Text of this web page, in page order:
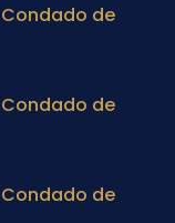
de
de
de